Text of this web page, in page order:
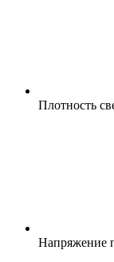
Плотность
Напряжение